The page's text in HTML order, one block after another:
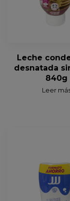
Leche
desnatada
840g
Leer